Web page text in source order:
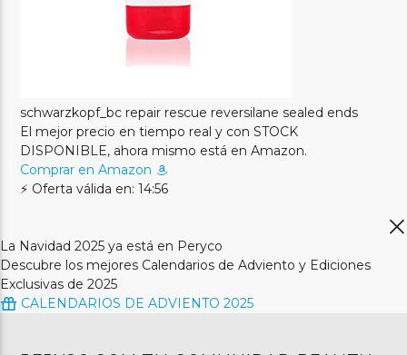
schwarzkopf_bc repair rescue reversilane sealed ends
El mejor precio en tiempo real y con STOCK
DISPONIBLE, ahora mismo está en Amazon.
Comprar en Amazon
⚡ Oferta válida en: 14:56
La Navidad 2025 ya está en Peryco
Descubre los mejores Calendarios de Adviento y Ediciones
Exclusivas de 2025
CALENDARIOS DE ADVIENTO 2025